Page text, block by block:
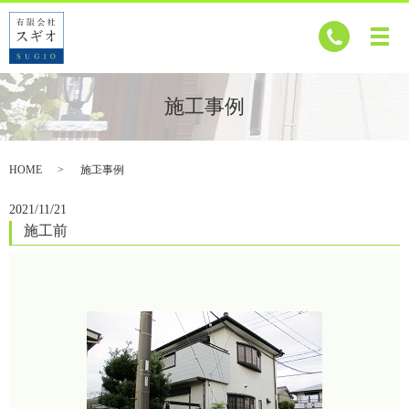
施工事例
HOME 施工事例
2021/11/21
施工前